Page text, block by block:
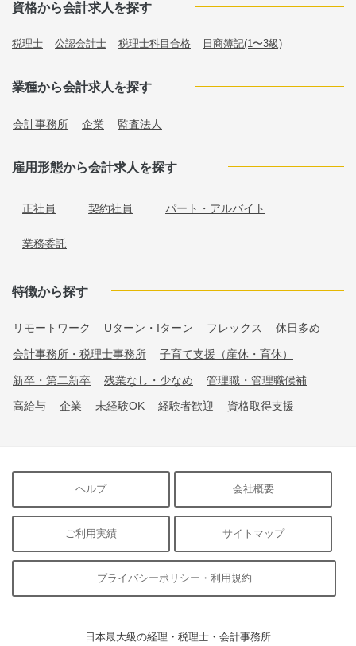
資格から会計求人を探す
税理士 公認会計士 税理士科目合格 日商簿記(1〜3級)
業種から会計求人を探す
会計事務所 企業 監査法人
雇用形態から会計求人を探す
正社員 契約社員 パート・アルバイト
業務委託
特徴から探す
リモートワーク Uターン・Iターン フレックス 休日多め
会計事務所・税理士事務所 子育て支援（産休・育休）
新卒・第二新卒 残業なし・少なめ 管理職・管理職候補
高給与 企業 未経験OK 経験者歓迎 資格取得支援
ヘルプ 会社概要
ご利用実績 サイトマップ
プライバシーポリシー・利用規約
日本最大級の経理・税理士・会計事務所